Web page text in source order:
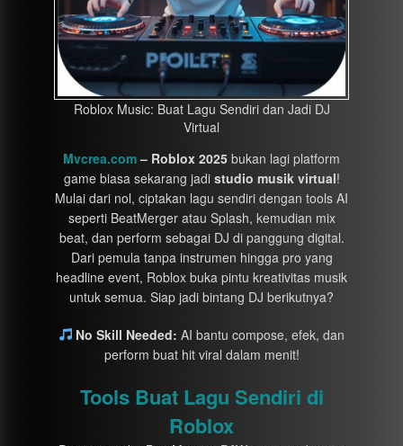
Roblox Music: Buat Lagu Sendiri dan Jadi DJ
Virtual
Mvcrea.com– Roblox 2025 bukan lagi platform
game biasa sekarang jadi studio musik virtual!
Mulai dari nol, ciptakan lagu sendiri dengan tools AI
seperti BeatMerger atau Splash, kemudian mix
beat, dan perform sebagai DJ di panggung digital.
Dari pemula tanpa instrumen hingga pro yang
headline event, Roblox buka pintu kreativitas musik
untuk semua. Siap jadi bintang DJ berikutnya?
No Skill Needed: AI bantu compose, efek, dan
perform buat hit viral dalam menit!
Tools Buat Lagu Sendiri di
Roblox